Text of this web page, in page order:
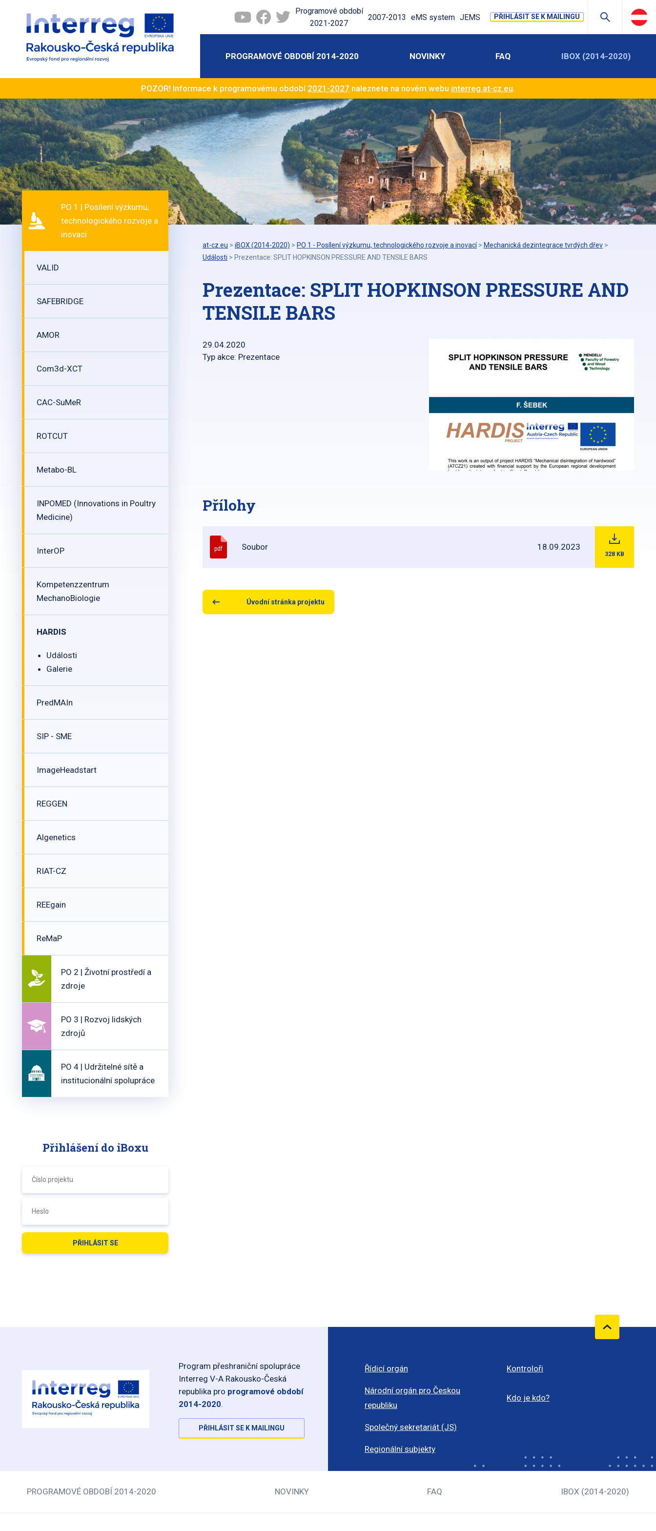
Programové období
2021-2027
2007-2013 eMS system JEMS PŘIHLÁSIT SE K MAILINGU
PROGRAMOVÉ OBDOBÍ 2014-2020 NOVINKY FAQ IBOX (2014-2020)
POZOR! Informace k programovému období 2021-2027 naleznete na novém webu interreg.at-cz.eu.
PO 1 | Posílení výzkumu,
technologického rozvoje a
inovací
VALID
SAFEBRIDGE
AMOR
Com3d-XCT
CAC-SuMeR
ROTCUT
Metabo-BL
INPOMED (Innovations in Poultry
Medicine)
InterOP
Kompetenzzentrum
MechanoBiologie
HARDIS
Události
Galerie
PredMAIn
SIP - SME
ImageHeadstart
REGGEN
Algenetics
RIAT-CZ
REEgain
ReMaP
PO 2 | Životní prostředí a
zdroje
PO 3 | Rozvoj lidských
zdrojů
PO 4 | Udržitelné sítě a
institucionální spolupráce
Přihlášení do iBoxu
at-cz.eu > iBOX (2014-2020) > PO 1 - Posílení výzkumu, technologického rozvoje a inovací > Mechanická dezintegrace tvrdých dřev >
Události > Prezentace: SPLIT HOPKINSON PRESSURE AND TENSILE BARS
Prezentace: SPLIT HOPKINSON PRESSURE AND
TENSILE BARS
29.04.2020
Typ akce: Prezentace
Přílohy
pdf Soubor 18.09.2023
328 KB
Úvodní stránka projektu
Program přeshraniční spolupráce
Interreg V-A Rakousko-Česká
republika pro programové období
2014-2020.
PŘIHLÁSIT SE K MAILINGU
Řídicí orgán
Národní orgán pro Českou
republiku
Společný sekretariát (JS)
Regionální subjekty
Kontroloři
Kdo je kdo?
PROGRAMOVÉ OBDOBÍ 2014-2020 NOVINKY FAQ IBOX (2014-2020)